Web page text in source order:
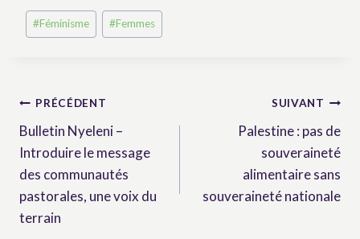
Post
Tags:
#Féminisme #Femmes
Navigation
de
l’article
PRÉCÉDENT
Bulletin Nyeleni –
Introduire le message
des communautés
pastorales, une voix du
terrain
SUIVANT
Palestine : pas de
souveraineté
alimentaire sans
souveraineté nationale